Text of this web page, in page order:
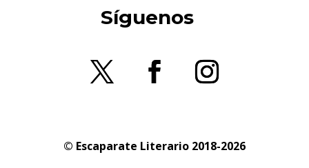
Síguenos
© Escaparate Literario 2018-2026